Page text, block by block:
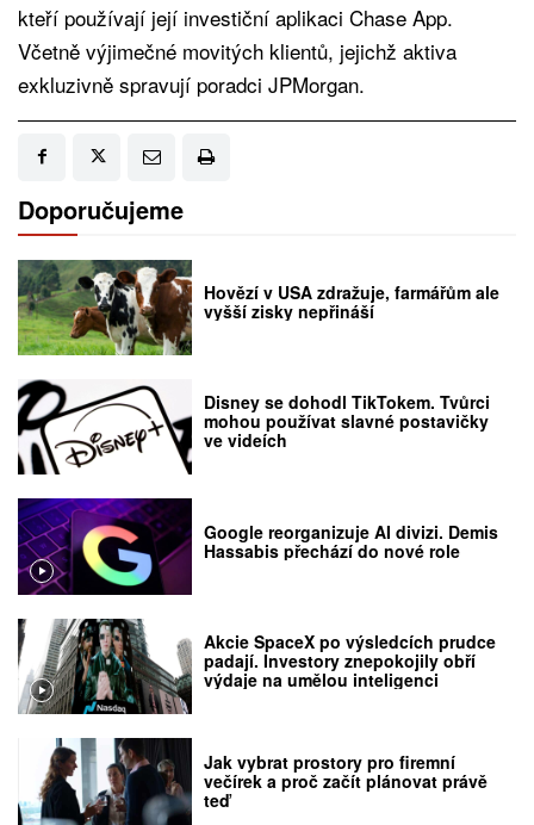
kteří používají její investiční aplikaci Chase App.
Včetně výjimečné movitých klientů, jejichž aktiva
exkluzivně spravují poradci JPMorgan.
Doporučujeme
Hovězí v USA zdražuje, farmářům ale
vyšší zisky nepřináší
Disney se dohodl TikTokem. Tvůrci
mohou používat slavné postavičky
ve videích
Google reorganizuje AI divizi. Demis
Hassabis přechází do nové role
Akcie SpaceX po výsledcích prudce
padají. Investory znepokojily obří
výdaje na umělou inteligenci
Jak vybrat prostory pro firemní
večírek a proč začít plánovat právě
teď